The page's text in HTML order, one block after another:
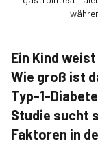
Ein Kind
Wie groß ist
Typ-1-
Studie sucht
Faktoren in